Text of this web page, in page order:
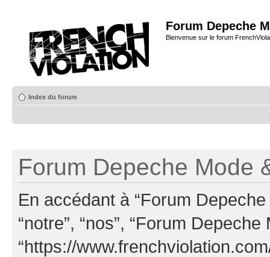
Forum Depeche
Bienvenue sur le forum
Index du forum
Forum Depeche Mode
En accédant à “Forum
“notre”, “nos”, “Forum Depeche
“https://